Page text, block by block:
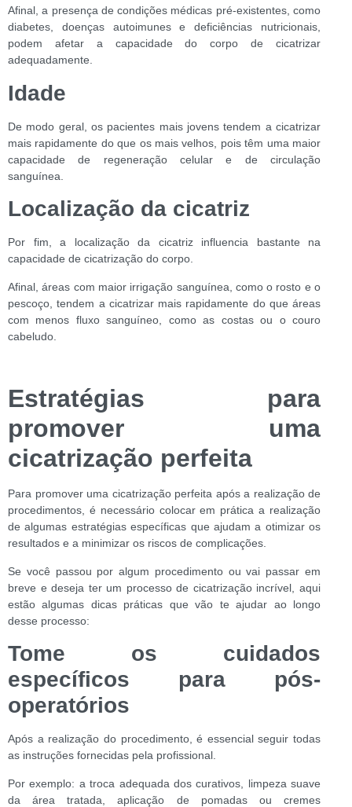
Afinal, a presença de condições médicas pré-existentes, como
diabetes, doenças autoimunes e deficiências nutricionais,
podem afetar a capacidade do corpo de cicatrizar
adequadamente.
Idade
De modo geral, os pacientes mais jovens tendem a cicatrizar
mais rapidamente do que os mais velhos, pois têm uma maior
capacidade de regeneração celular e de circulação
sanguínea.
Localização da cicatriz
Por fim, a localização da cicatriz influencia bastante na
capacidade de cicatrização do corpo.
Afinal, áreas com maior irrigação sanguínea, como o rosto e o
pescoço, tendem a cicatrizar mais rapidamente do que áreas
com menos fluxo sanguíneo, como as costas ou o couro
cabeludo.
Estratégias para
promover uma
cicatrização perfeita
Para promover uma cicatrização perfeita após a realização de
procedimentos, é necessário colocar em prática a realização
de algumas estratégias específicas que ajudam a otimizar os
resultados e a minimizar os riscos de complicações.
Se você passou por algum procedimento ou vai passar em
breve e deseja ter um processo de cicatrização incrível, aqui
estão algumas dicas práticas que vão te ajudar ao longo
desse processo:
Tome os cuidados
específicos para pós-
operatórios
Após a realização do procedimento, é essencial seguir todas
as instruções fornecidas pela profissional.
Por exemplo: a troca adequada dos curativos, limpeza suave
da área tratada, aplicação de pomadas ou cremes